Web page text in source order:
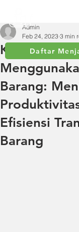
Daftar
Keuntungan
Barang:
Efisiensi
Barang
Admin
Feb 24, 2023 3 min